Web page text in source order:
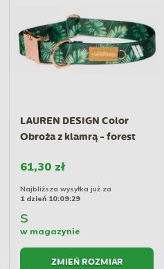
LAUREN DESIGN Color
Obroża z klamrą - forest
61,30 zł
Najbliższa wysyłka już za
1 dzień 10:09:29
S
w magazynie
ZMIEŃ ROZMIAR